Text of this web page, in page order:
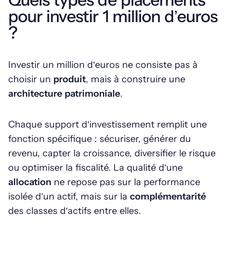
pour investir 1 million d’euros
?
Investir un million d’euros ne consiste pas à
choisir un produit, mais à construire une
architecture patrimoniale.
Chaque support d’investissement remplit une
fonction spécifique : sécuriser, générer du
revenu, capter la croissance, diversifier le risque
ou optimiser la fiscalité. La qualité d’une
allocation ne repose pas sur la performance
isolée d’un actif, mais sur la complémentarité
des classes d’actifs entre elles.